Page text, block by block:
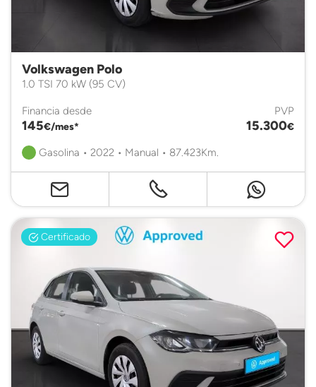
Volkswagen Polo
1.0 TSI 70 kW (95 CV)
Financia desde
145€/mes*
PVP
15.300€
Gasolina • 2022 • Manual • 87.423Km.
Certificado